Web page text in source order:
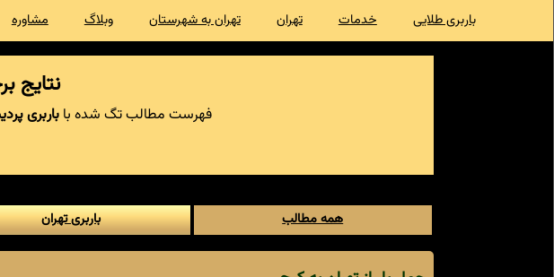
باربری طلایی خدمات تهران تهران به شهرستان وبلاگ مشاوره
نتایج
فهرست مطالب تگ شده با باربری
همه مطالب باربری تهران